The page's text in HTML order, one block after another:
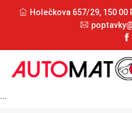
Holečkova 657/29, 150 00
```